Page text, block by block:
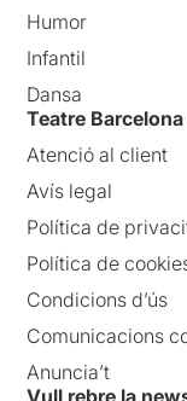
Humor
Infantil
Dansa
Teatre
Atenció al client
Avís legal
Política de
Política de
Condicions d’ús
Comunicacions
Anuncia’t